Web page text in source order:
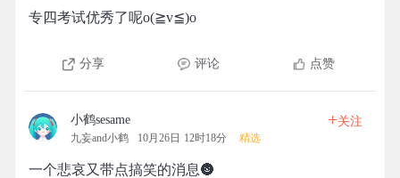
专四考试优秀了呢o(≧v≦)o
分享 评论 点赞
小鹤sesame
九妄and小鹤 10月26日 12时18分 精选
+关注
一个悲哀又带点搞笑的消息🌚